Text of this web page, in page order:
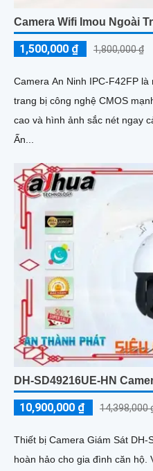
Camera Wifi Imou Ngoài
1,500,000 ₫ 1,800,000 ₫
Camera An Ninh IPC-F42FP
trang bị công nghệ CMOS
cao và hình ảnh sắc nét ngay
Ấn...
DH-SD49216UE-HN
10,900,000 ₫ 14,398,000
Thiết bị Camera Giám Sát DH-
hoàn hảo cho gia đình căn hộ. Với khả năng xoay 360 độ, hình